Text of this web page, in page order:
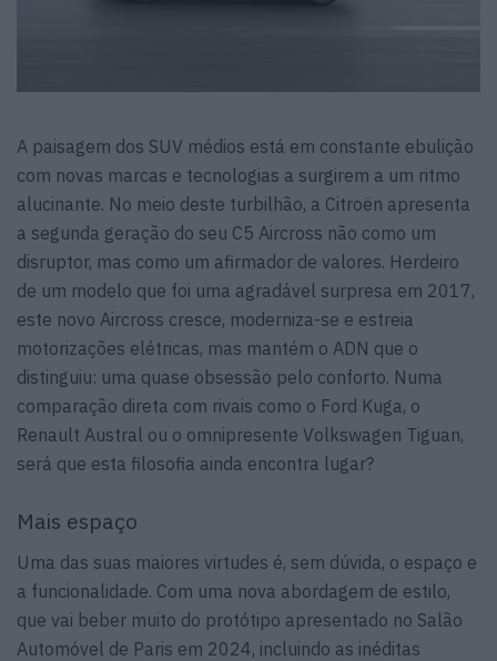
A paisagem dos SUV médios está em constante ebulição
com novas marcas e tecnologias a surgirem a um ritmo
alucinante. No meio deste turbilhão, a Citroën apresenta
a segunda geração do seu C5 Aircross não como um
disruptor, mas como um afirmador de valores. Herdeiro
de um modelo que foi uma agradável surpresa em 2017,
este novo Aircross cresce, moderniza-se e estreia
motorizações elétricas, mas mantém o ADN que o
distinguiu: uma quase obsessão pelo conforto. Numa
comparação direta com rivais como o Ford Kuga, o
Renault Austral ou o omnipresente Volkswagen Tiguan,
será que esta filosofia ainda encontra lugar?
Mais espaço
Uma das suas maiores virtudes é, sem dúvida, o espaço e
a funcionalidade. Com uma nova abordagem de estilo,
que vai beber muito do protótipo apresentado no Salão
Automóvel de Paris em 2024, incluindo as inéditas